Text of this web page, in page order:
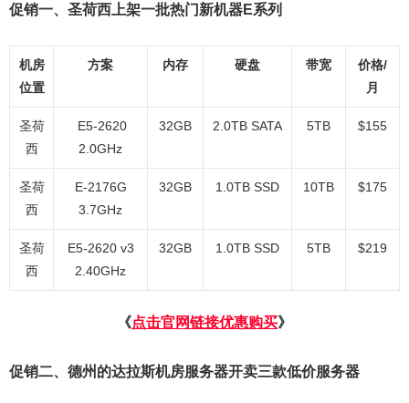
促销一、圣荷西上架一批热门新机器E系列
机房
位置
方案 内存 硬盘 带宽
价格/
月
圣荷
西
E5-2620
2.0GHz
32GB 2.0TB SATA 5TB $155
圣荷
西
E-2176G
3.7GHz
32GB 1.0TB SSD 10TB $175
圣荷
西
E5-2620 v3
2.40GHz
32GB 1.0TB SSD 5TB $219
《点击官网链接优惠购买》
促销二、德州的达拉斯机房服务器开卖三款低价服务器